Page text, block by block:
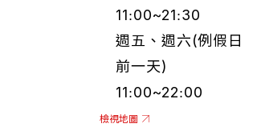
檢視地圖
11:00~21:30
週五、週六(例假日
前一天)
11:00~22:00